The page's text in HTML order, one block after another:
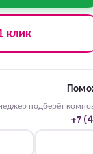
клик
подберёт
+7